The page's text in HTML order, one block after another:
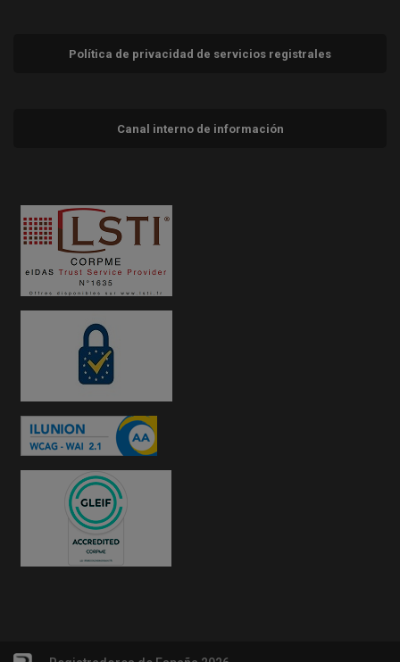
Política de privacidad de servicios registrales
Canal interno de información